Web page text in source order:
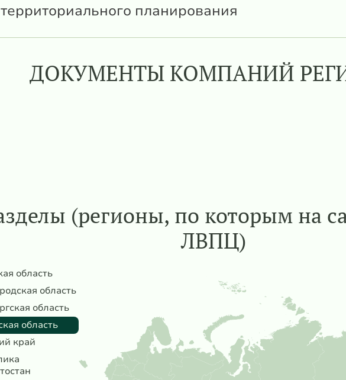
планирования
ДОКУМЕНТЫ КОМПАНИЙ
(регионы, по которым на
ЛВПЦ)
область
область
область
область
край